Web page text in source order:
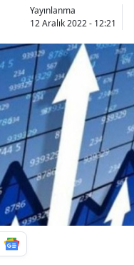
Yayınlanma
12 Aralık 2022 - 12:21